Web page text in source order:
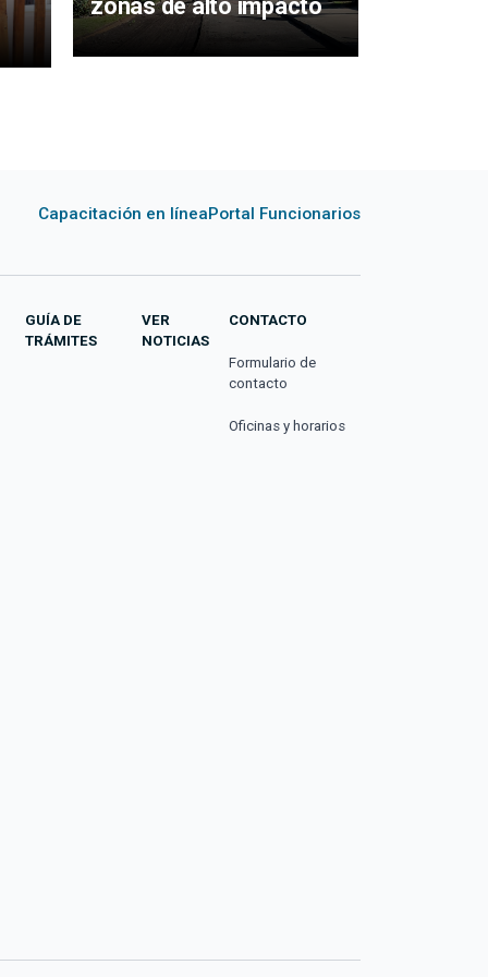
zonas de alto impacto
Capacitación en líneaPortal Funcionarios
GUÍA DE
TRÁMITES
VER
NOTICIAS
CONTACTO
Formulario de
contacto
Oficinas y horarios